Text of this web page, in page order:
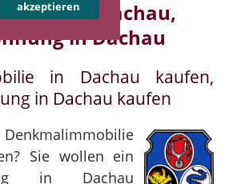
akzeptierenin Dachau,
in Dachau
in Dachau kaufen,
in Dachau kaufen
Sie wollen ein
in Dachau